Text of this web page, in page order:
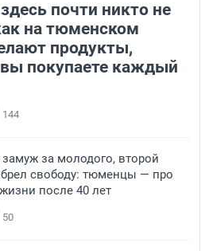
почти никто не
на тюменском
продукты,
покупаете каждый
144
за молодого, второй
свободу: тюменцы — про
после 40 лет
50